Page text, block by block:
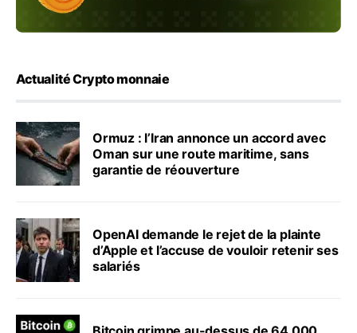
Actualité Crypto monnaie
Ormuz : l’Iran annonce un accord avec
Oman sur une route maritime, sans
garantie de réouverture
OpenAI demande le rejet de la plainte
d’Apple et l’accuse de vouloir retenir ses
salariés